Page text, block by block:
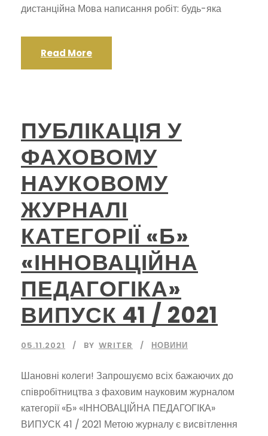
дистанційна Мова написання робіт: будь-яка
Read More
ПУБЛІКАЦІЯ У
ФАХОВОМУ
НАУКОВОМУ
ЖУРНАЛІ
КАТЕГОРІЇ «Б»
«ІННОВАЦІЙНА
ПЕДАГОГІКА»
ВИПУСК 41 / 2021
05.11.2021 BY WRITER НОВИНИ
Шановні колеги! Запрошуємо всіх бажаючих до
співробітництва з фаховим науковим журналом
категорії «Б» «ІННОВАЦІЙНА ПЕДАГОГІКА»
ВИПУСК 41 / 2021 Метою журналу є висвітлення